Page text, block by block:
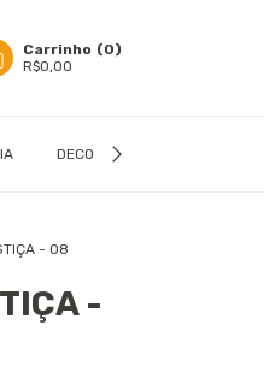
Carrinho (0)
R$0,00
DECORAÇÃO
- 08
-